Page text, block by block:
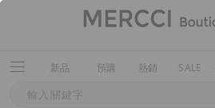
新品 預購 熱銷 SALE